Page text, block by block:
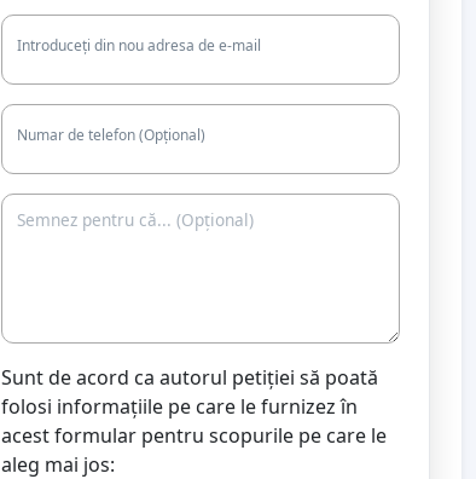
Introduceți din nou adresa de e-mail
Numar de telefon (Opțional)
Sunt de acord ca autorul petiției să poată
folosi informațiile pe care le furnizez în
acest formular pentru scopurile pe care le
aleg mai jos: